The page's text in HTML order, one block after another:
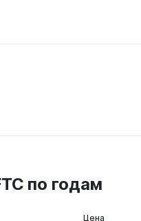
по годам
Цена